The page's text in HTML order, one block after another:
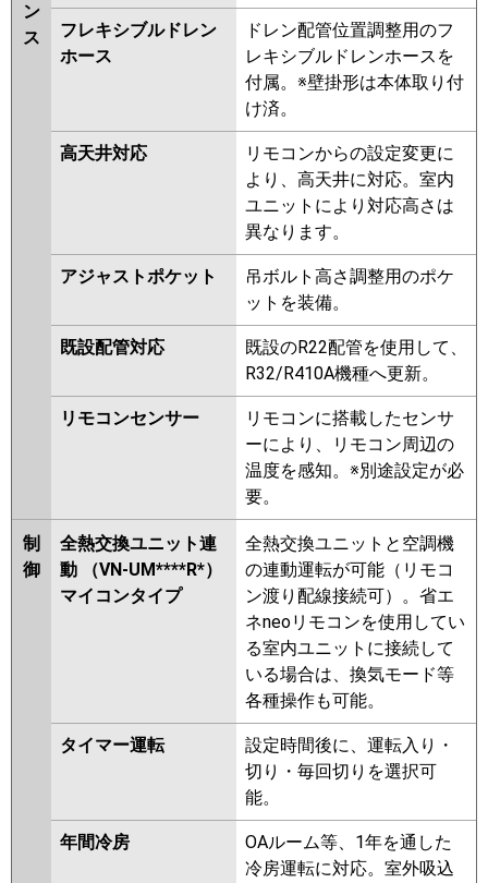
ン
ス
フレキシブルドレン
ホース
ドレン配管位置調整用のフ
レキシブルドレンホースを
付属。※壁掛形は本体取り付
け済。
高天井対応
リモコンからの設定変更に
より、高天井に対応。室内
ユニットにより対応高さは
異なります。
アジャストポケット
吊ボルト高さ調整用のポケ
ットを装備。
既設配管対応
既設のR22配管を使用して、
R32/R410A機種へ更新。
リモコンセンサー
リモコンに搭載したセンサ
ーにより、リモコン周辺の
温度を感知。※別途設定が必
要。
制
御
全熱交換ユニット連
動 （VN-UM****R*）
マイコンタイプ
全熱交換ユニットと空調機
の連動運転が可能（リモコ
ン渡り配線接続可）。省エ
ネneoリモコンを使用してい
る室内ユニットに接続して
いる場合は、換気モード等
各種操作も可能。
タイマー運転
設定時間後に、運転入り・
切り・毎回切りを選択可
能。
年間冷房
OAルーム等、1年を通した
冷房運転に対応。室外吸込